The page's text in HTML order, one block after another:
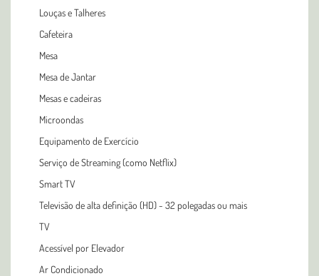
Louças e Talheres
Cafeteira
Mesa
Mesa de Jantar
Mesas e cadeiras
Microondas
Equipamento de Exercício
Serviço de Streaming (como Netflix)
Smart TV
Televisão de alta definição (HD) - 32 polegadas ou mais
TV
Acessível por Elevador
Ar Condicionado